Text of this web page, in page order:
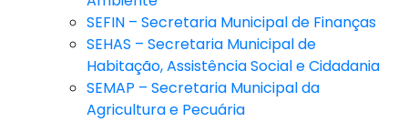
SEFIN – Secretaria Municipal de Finanças
SEHAS – Secretaria Municipal de
Habitação, Assistência Social e Cidadania
SEMAP – Secretaria Municipal da
Agricultura e Pecuária